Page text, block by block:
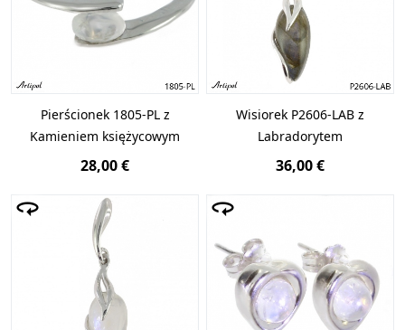
Pierścionek 1805-PL z
Kamieniem księżycowym
28,00 €
Wisiorek P2606-LAB z
Labradorytem
36,00 €